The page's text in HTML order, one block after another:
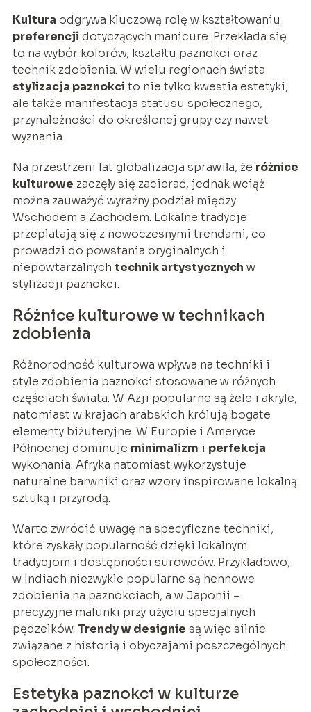
Kultura odgrywa kluczową rolę w kształtowaniu
preferencji dotyczących manicure. Przekłada się
to na wybór kolorów, kształtu paznokci oraz
technik zdobienia. W wielu regionach świata
stylizacja paznokci to nie tylko kwestia estetyki,
ale także manifestacja statusu społecznego,
przynależności do określonej grupy czy nawet
wyznania.
Na przestrzeni lat globalizacja sprawiła, że różnice
kulturowe zaczęły się zacierać, jednak wciąż
można zauważyć wyraźny podział między
Wschodem a Zachodem. Lokalne tradycje
przeplatają się z nowoczesnymi trendami, co
prowadzi do powstania oryginalnych i
niepowtarzalnych technik artystycznych w
stylizacji paznokci.
Różnice kulturowe w technikach
zdobienia
Różnorodność kulturowa wpływa na techniki i
style zdobienia paznokci stosowane w różnych
częściach świata. W Azji popularne są żele i akryle,
natomiast w krajach arabskich królują bogate
elementy biżuteryjne. W Europie i Ameryce
Północnej dominuje minimalizm i perfekcja
wykonania. Afryka natomiast wykorzystuje
naturalne barwniki oraz wzory inspirowane lokalną
sztuką i przyrodą.
Warto zwrócić uwagę na specyficzne techniki,
które zyskały popularność dzięki lokalnym
tradycjom i dostępności surowców. Przykładowo,
w Indiach niezwykle popularne są hennowe
zdobienia na paznokciach, a w Japonii –
precyzyjne malunki przy użyciu specjalnych
pędzelków. Trendy w designie są więc silnie
związane z historią i obyczajami poszczególnych
społeczności.
Estetyka paznokci w kulturze